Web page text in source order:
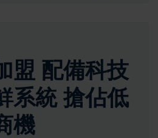
盟 配備科技
系統 搶佔低
機